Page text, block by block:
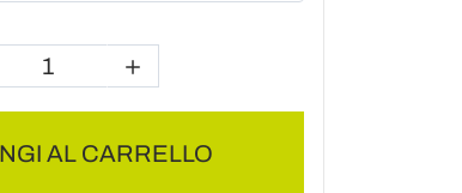
AL CARRELLO